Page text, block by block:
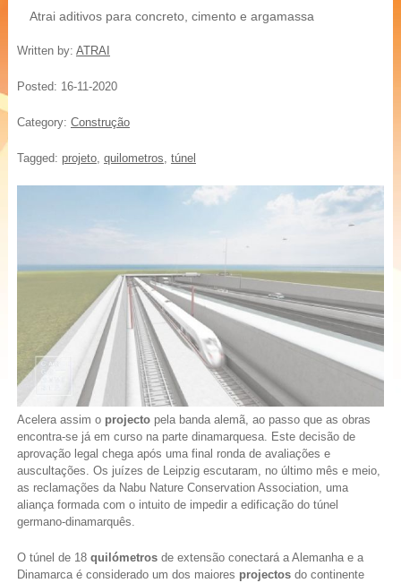
Atrai aditivos para concreto, cimento e argamassa
Written by: ATRAI
Posted: 16-11-2020
Category: Construção
Tagged: projeto, quilometros, túnel
Acelera assim o projectopela banda alemã, ao passo que as obras
encontra-se já em curso na parte dinamarquesa. Este decisão de
aprovação legal chega após uma final ronda de avaliações e
auscultações. Os juízes de Leipzig escutaram, no último mês e meio,
as reclamações da Nabu Nature Conservation Association, uma
aliança formada com o intuito de impedir a edificação do túnel
germano-dinamarquês.
O túnel de 18 quilómetrosde extensão conectará a Alemanha e a
Dinamarca é considerado um dos maiores projectosdo continente